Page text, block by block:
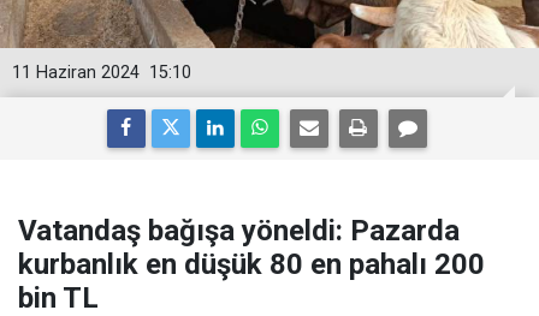
15:10
11 Haziran 2024
Vatandaş bağışa yöneldi: Pazarda
kurbanlık en düşük 80 en pahalı 200
bin TL